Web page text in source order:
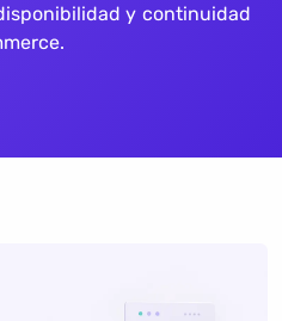
y continuidad